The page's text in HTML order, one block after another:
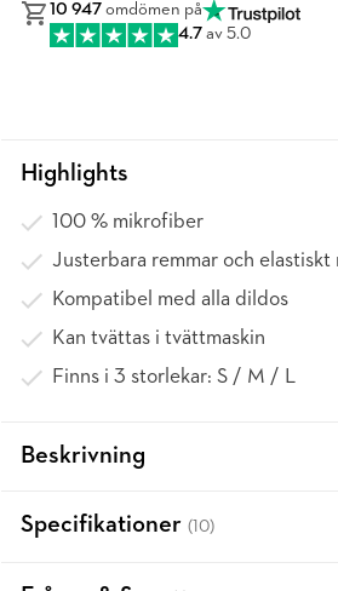
10 947 omdömen på
4.7 av 5.0
Highlights
100 % mikrofiber
Justerbara remmar och elastiskt
Kompatibel med alla dildos
Kan tvättas i tvättmaskin
Finns i 3 storlekar: S / M / L
Beskrivning
Specifikationer (10)